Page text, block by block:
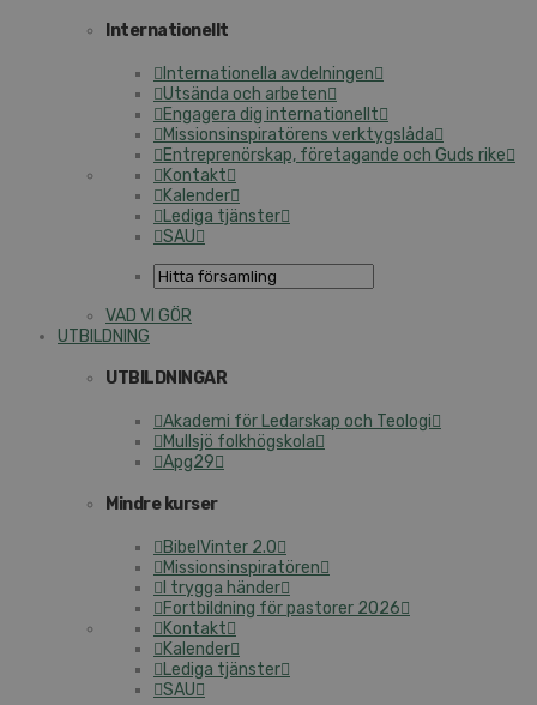
Internationellt
Internationella avdelningen
Utsända och arbeten
Engagera dig internationellt
Missionsinspiratörens verktygslåda
Entreprenörskap, företagande och Guds rike
Kontakt
Kalender
Lediga tjänster
SAU
VAD VI GÖR
UTBILDNING
UTBILDNINGAR
Akademi för Ledarskap och Teologi
Mullsjö folkhögskola
Apg29
Mindre kurser
BibelVinter 2.0
Missionsinspiratören
I trygga händer
Fortbildning för pastorer 2026
Kontakt
Kalender
Lediga tjänster
SAU